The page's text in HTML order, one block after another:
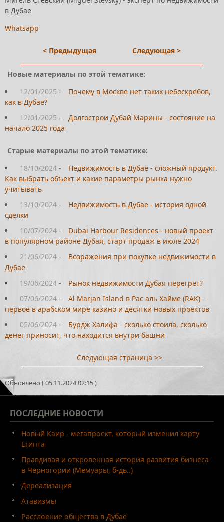
в Дубае
Whatsapp
< Предыдущая Следующая >
Новые материалы по этой тематике:
12/01/2025 -
Почему в Москве нет таких небоскрёбов,
как в Дубае?
12/01/2025 -
Долгострои Дубай Марины - состояние на
начало 2025 года
Старые материалы по этой тематике:
18/10/2024 -
Недвижимость в Дубае - сложный продукт.
Как выбрать объект и какие параметры рынка нужно
учитывать
13/10/2024 -
Недвижимость в Дубае - история одной
сделки
10/07/2024 -
Dubai Harbour Residences - новый проект
в популярном районе Дубая, старт продаж в июле 2024
21/06/2024 -
Возражения при покупке недвижимости в
Дубае
19/06/2024 -
Рынок недвижимости Дубая перегрет?
07/06/2024 -
Al Marjan Island в Рас аль Хайме (RAK) -
первое в арабском мире казино и десятки новых проектов
05/06/2024 -
Бурдж Халифа - сколько стоила, сколько
денег приносит, что находится внутри башни
Следующая страница >>
Обновлено ( 05.11.2024 02:15 )
ПОСЛЕДНИЕ НОВОСТИ
Новый Каир - мегапроект, который изменил карту
Египта
Правдивая и откровенная история развития бизнеса
в Черногории (Мемуары, б-дь..)
Дереализация
Атавизмы
Расслоение общества в Дубае